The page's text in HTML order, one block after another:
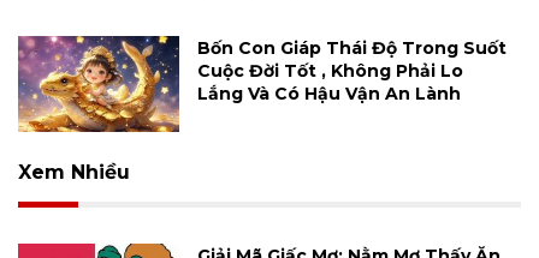
Bốn Con Giáp Thái Độ Trong Suốt
Cuộc Đời Tốt , Không Phải Lo
Lắng Và Có Hậu Vận An Lành
Xem Nhiều